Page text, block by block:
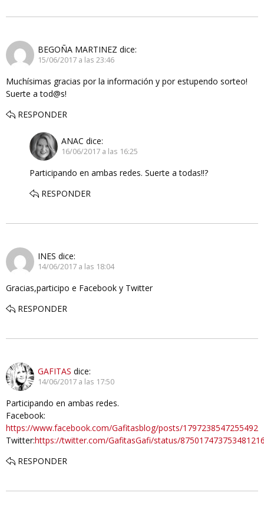
BEGOÑA MARTINEZ dice:
15/06/2017 a las 23:46
Muchísimas gracias por la información y por estupendo sorteo!
Suerte a tod@s!
RESPONDER
ANAC dice:
16/06/2017 a las 16:25
Participando en ambas redes. Suerte a todas!!?
RESPONDER
INES dice:
14/06/2017 a las 18:04
Gracias,participo e Facebook y Twitter
RESPONDER
GAFITAS dice:
14/06/2017 a las 17:50
Participando en ambas redes.
Facebook:
https://www.facebook.com/Gafitasblog/posts/1797238547255492
Twitter:https://twitter.com/GafitasGafi/status/
RESPONDER